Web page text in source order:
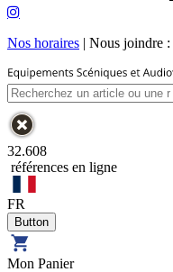
Nos horaires | Nous joindre :
32.608
références en ligne
FR
Mon Panier